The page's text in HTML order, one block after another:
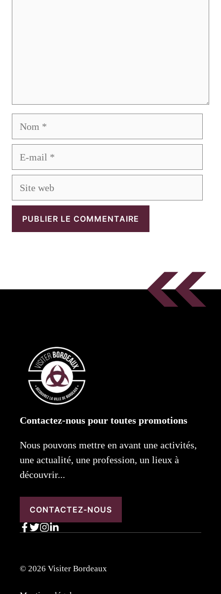
Contactez-nous pour toutes promotions
Nous pouvons mettre en avant une activités,
une actualité, une profession, un lieux à
découvrir...
CONTACTEZ-NOUS
© 2026 Visiter Bordeaux